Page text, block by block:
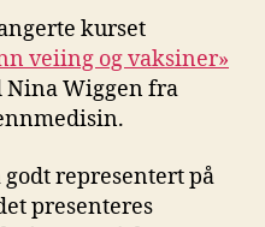
kurset
veiing og vaksiner»
Nina Wiggen fra
representert på
presenteres